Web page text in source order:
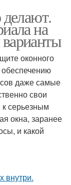
на
оконного
обеспечению
даже самые
свои
к серьезным
окна, заранее
и какой